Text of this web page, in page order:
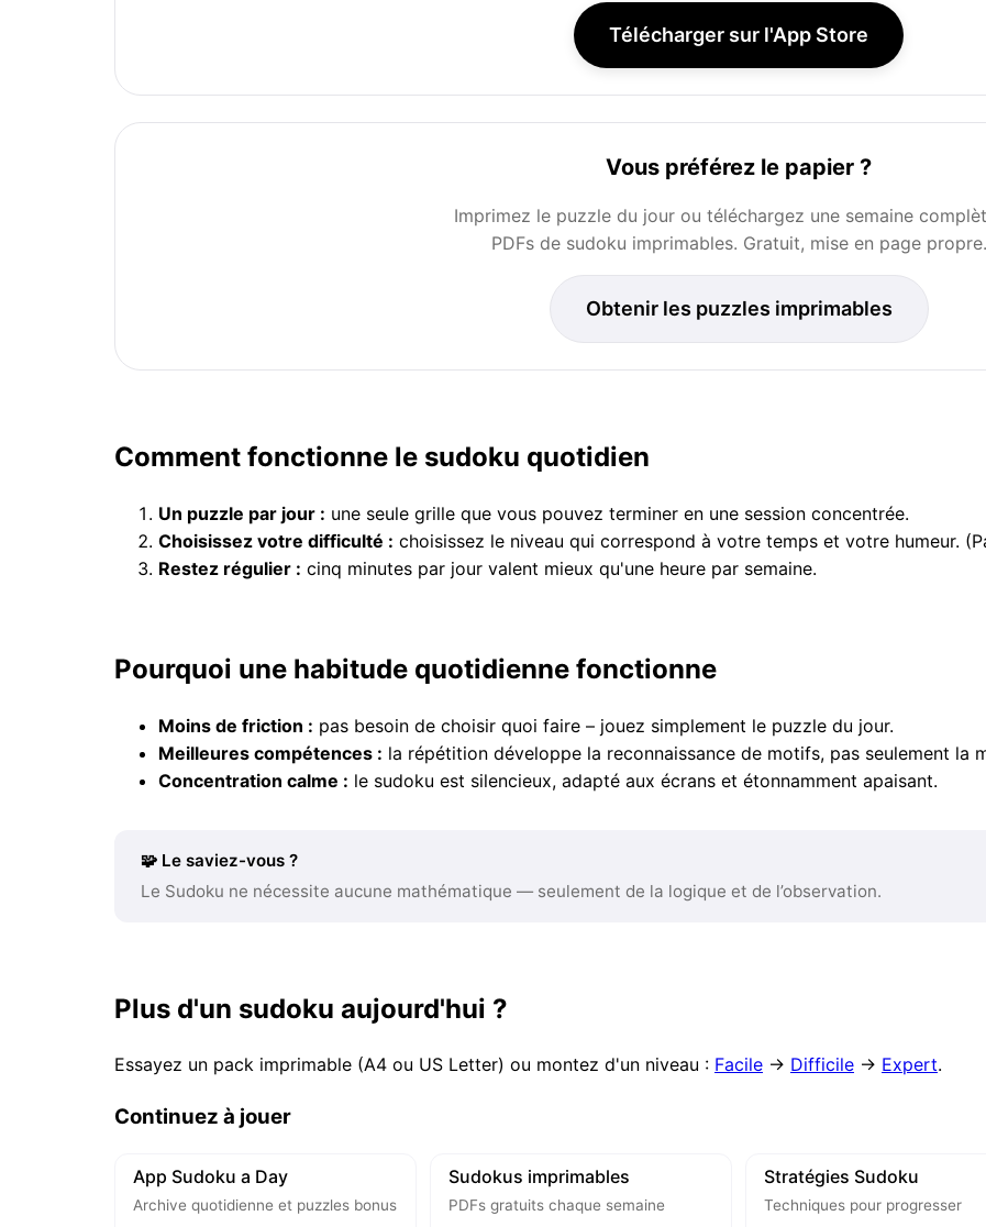
Télécharger sur l'App Store
Vous préférez le papier ?
Imprimez le puzzle du jour ou téléchargez une semaine
PDFs de sudoku imprimables. Gratuit, mise en page propre.
Obtenir les puzzles imprimables
Comment fonctionne le sudoku quotidien
Un puzzle par jour : une seule grille que vous pouvez terminer en une session concentrée.
Choisissez votre difficulté : choisissez le niveau qui correspond à votre temps et votre humeur.
Restez régulier : cinq minutes par jour valent mieux qu'une heure par semaine.
Pourquoi une habitude quotidienne fonctionne
Moins de friction : pas besoin de choisir quoi faire – jouez simplement le puzzle du jour.
Meilleures compétences : la répétition développe la reconnaissance de motifs, pas seulement la
Concentration calme : le sudoku est silencieux, adapté aux écrans et étonnamment apaisant.
🧩 Le saviez-vous ?
Le Sudoku ne nécessite aucune mathématique — seulement de la logique et de l’observation.
Plus d'un sudoku aujourd'hui ?
Essayez un pack imprimable (A4 ou US Letter) ou montez d'un niveau : Facile → Difficile → Expert.
Continuez à jouer
App Sudoku a Day
Archive quotidienne et puzzles bonus
Sudokus imprimables
PDFs gratuits chaque semaine
Stratégies Sudoku
Techniques pour progresser